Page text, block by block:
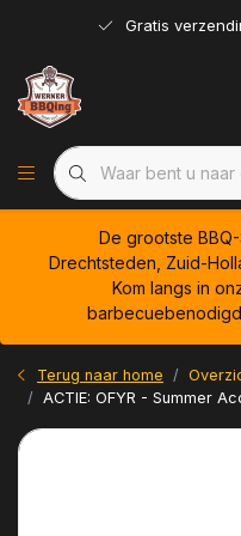
Gratis
De grootste
Drechtsteden, Zuid-
Kom langs in
Terug naar home
ACTIE: OFYR - Summer